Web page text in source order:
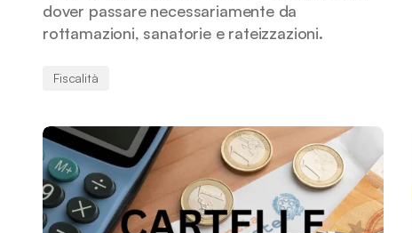
dover passare necessariamente da
rottamazioni, sanatorie e rateizzazioni.
Fiscalità